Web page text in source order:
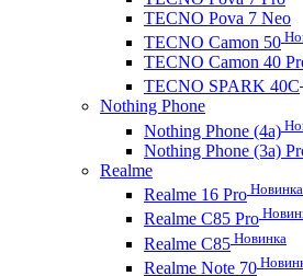
TECNO Pova 7 Neo
TECNO Camon 50
TECNO Camon 40
TECNO SPARK 40C
Nothing Phone
Nothing Phone (4a)
Nothing Phone (3a)
Realme
Realme 16 Pro Новинка
Realme C85 Pro
Realme C85 Новинка
Realme Note 70